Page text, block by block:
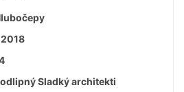
2018
Sladký architekti